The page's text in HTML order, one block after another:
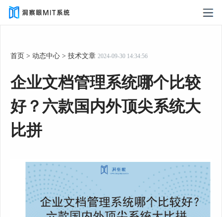
首页 > 动态中心 > 技术文章 2024-09-30 14:34:56
企业文档管理系统哪个比较
好？六款国内外顶尖系统大
比拼